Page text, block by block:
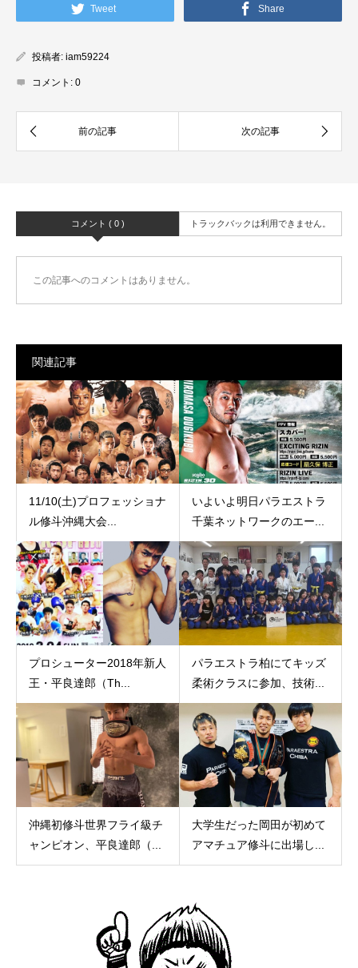
Tweet Share
投稿者: iam59224
コメント: 0
コメント ( 0 ) トラックバックは利用できません。
この記事へのコメントはありません。
関連記事
11/10(土)プロフェッショナ
ル修斗沖縄大会...
いよいよ明日パラエストラ
千葉ネットワークのエー...
プロシューター2018年新人
王・平良達郎（Th...
パラエストラ柏にてキッズ
柔術クラスに参加、技術...
沖縄初修斗世界フライ級チ
ャンピオン、平良達郎（...
大学生だった岡田が初めて
アマチュア修斗に出場し...